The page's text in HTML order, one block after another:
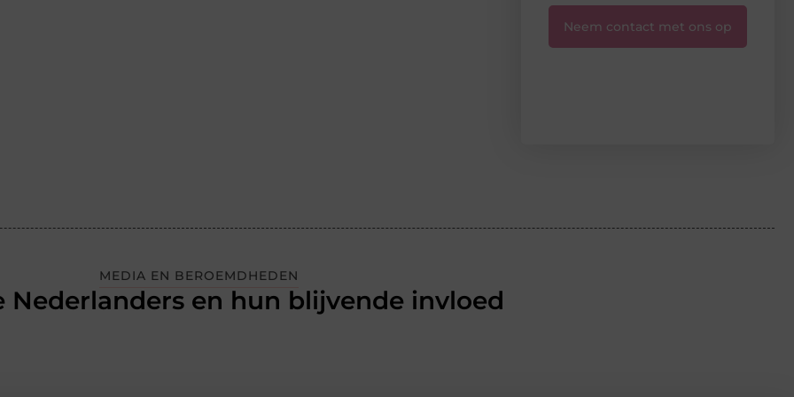
Neem contact met ons op
MEDIA EN BEROEMDHEDEN
Nederlanders en hun blijvende invloed